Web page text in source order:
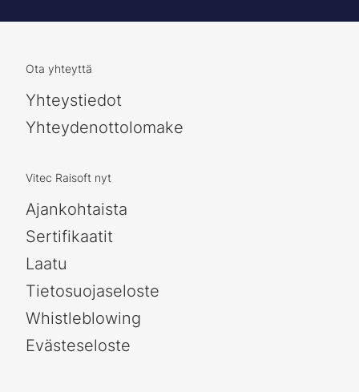
Ota yhteyttä
Yhteystiedot
Yhteydenottolomake
Vitec Raisoft nyt
Ajankohtaista
Sertifikaatit
Laatu
Tietosuojaseloste
Whistleblowing
Evästeseloste